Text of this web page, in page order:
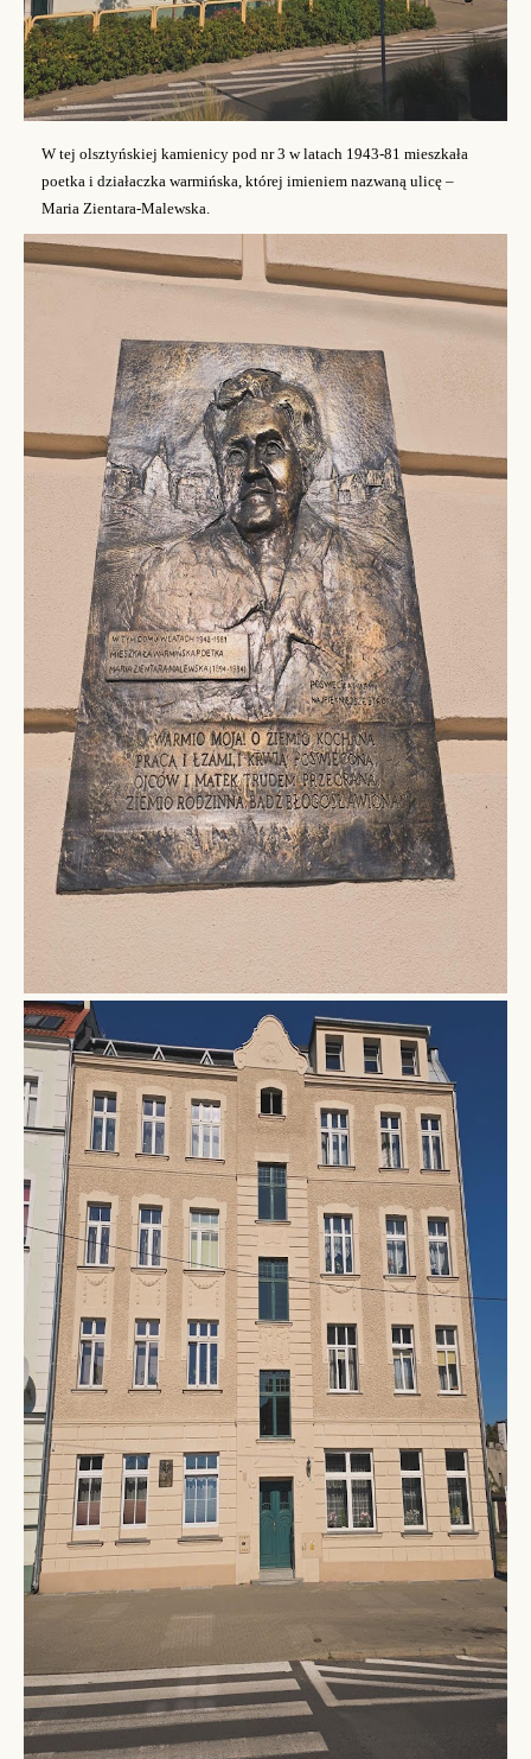
W tej olsztyńskiej kamienicy pod nr 3 w latach 1943-81 mieszkała
poetka i działaczka warmińska, której imieniem nazwaną ulicę –
Maria Zientara-Malewska.